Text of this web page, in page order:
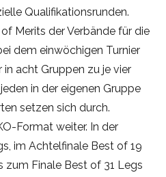
Qualifikationsrunden.
Merits der Verbände für die
dem einwöchigen Turnier
acht Gruppen zu je vier
in der eigenen Gruppe
setzen sich durch.
Format weiter. In der
im Achtelfinale Best of 19
zum Finale Best of 31 Legs